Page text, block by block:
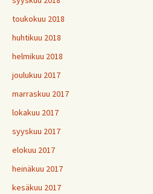
toukokuu 2018
huhtikuu 2018
helmikuu 2018
joulukuu 2017
marraskuu 2017
lokakuu 2017
syyskuu 2017
elokuu 2017
heinäkuu 2017
kesäkuu 2017